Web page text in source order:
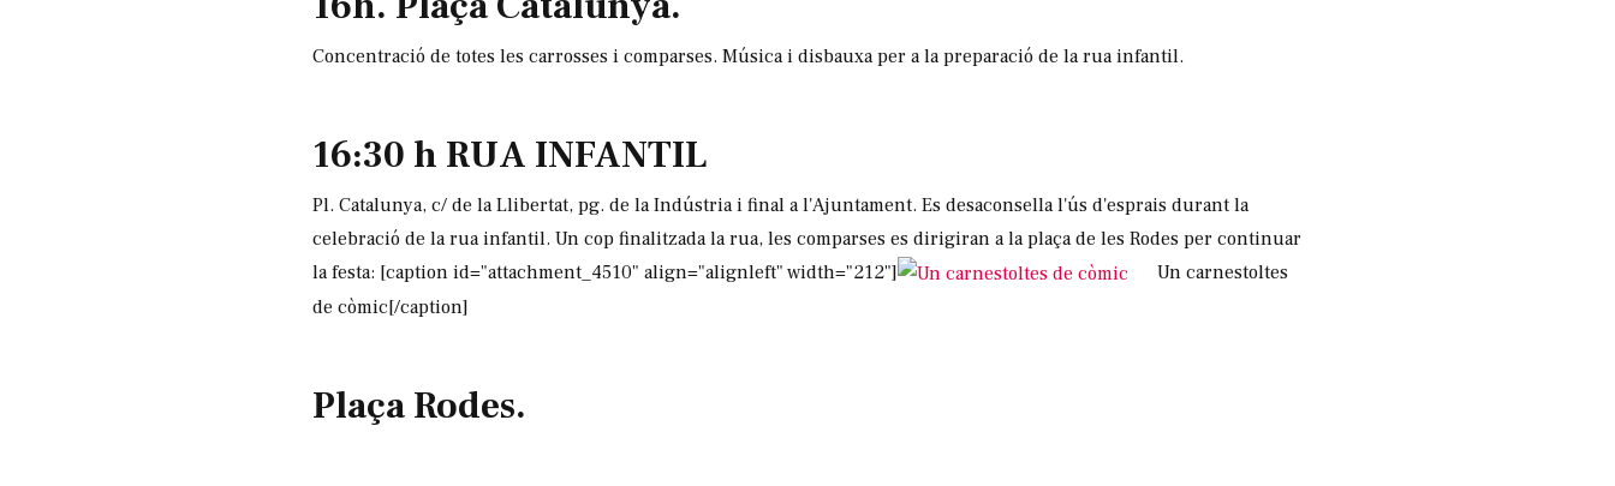
Concentració de totes les carrosses i comparses. Música i disbauxa per a la preparació de la rua infantil.
16:30 h RUA INFANTIL
Pl. Catalunya, c/ de la Llibertat, pg. de la Indústria i final a l'Ajuntament. Es desaconsella l'ús d'esprais durant la
celebració de la rua infantil. Un cop finalitzada la rua, les comparses es dirigiran a la plaça de les Rodes per continuar
la festa: [caption id="attachment_4510" align="alignleft" width="212"]
Un carnestoltes
de còmic[/caption]
Plaça Rodes.